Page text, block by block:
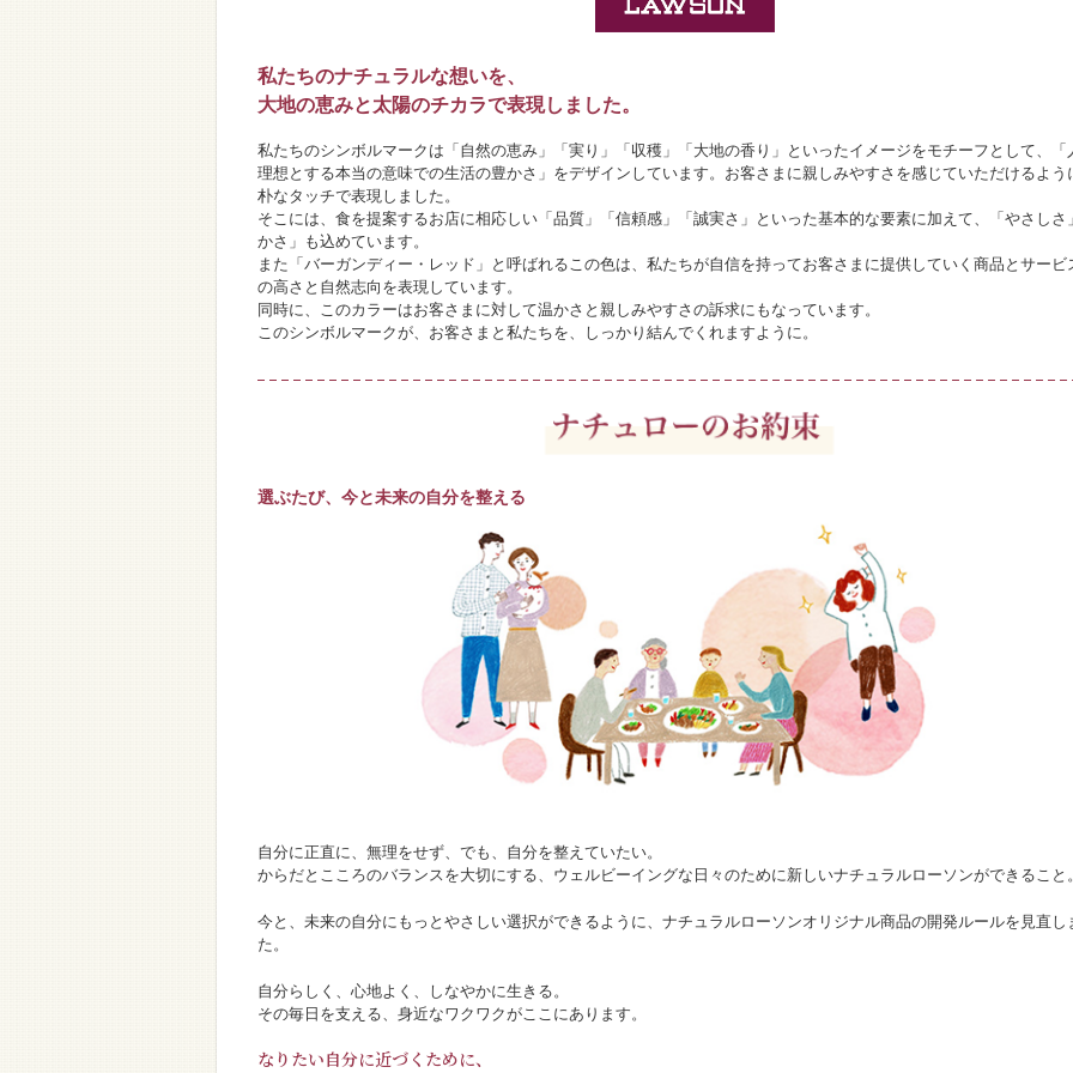
私たちのナチュラルな想いを、
大地の恵みと太陽のチカラで表現しました。
私たちのシンボルマークは「自然の恵み」「実り」「収穫」「大地の香り」といったイメージをモチーフとして、「
理想とする本当の意味での生活の豊かさ」をデザインしています。お客さまに親しみやすさを感じていただけるよう
朴なタッチで表現しました。
そこには、食を提案するお店に相応しい「品質」「信頼感」「誠実さ」といった基本的な要素に加えて、「やさしさ
かさ」も込めています。
また「バーガンディー・レッド」と呼ばれるこの色は、私たちが自信を持ってお客さまに提供していく商品とサービ
の高さと自然志向を表現しています。
同時に、このカラーはお客さまに対して温かさと親しみやすさの訴求にもなっています。
このシンボルマークが、お客さまと私たちを、しっかり結んでくれますように。
選ぶたび、今と未来の自分を整える
自分に正直に、無理をせず、でも、自分を整えていたい。
からだとこころのバランスを大切にする、ウェルビーイングな日々のために新しいナチュラルローソンができること
今と、未来の自分にもっとやさしい選択ができるように、ナチュラルローソンオリジナル商品の開発ルールを見直し
た。
自分らしく、心地よく、しなやかに生きる。
その毎日を支える、身近なワクワクがここにあります。
なりたい自分に近づくために、